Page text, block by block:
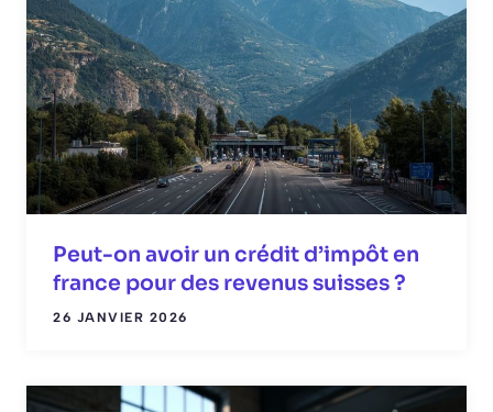
Peut-on avoir un crédit d’impôt en
france pour des revenus suisses ?
26 JANVIER 2026